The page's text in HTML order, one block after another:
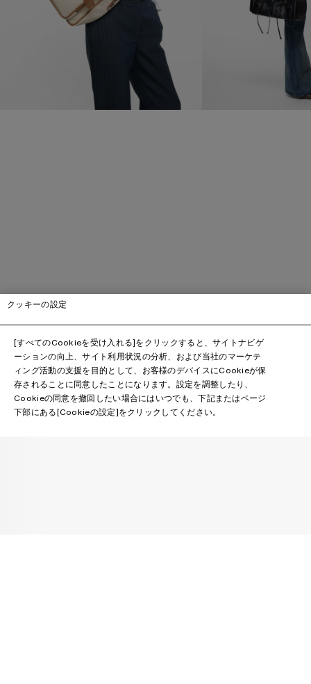
クッキーの設定
[すべてのCookieを受け入れる]をクリックすると、サイトナビゲ
ーションの向上、サイト利用状況の分析、および当社のマーケテ
ィング活動の支援を目的として、お客様のデバイスにCookieが保
存されることに同意したことになります。設定を調整したり、
Cookieの同意を撤回したい場合にはいつでも、下記またはページ
下部にある[Cookieの設定]をクリックしてください。